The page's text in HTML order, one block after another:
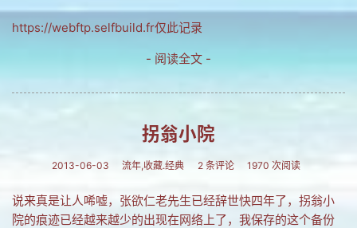
https://webftp.selfbuild.fr仅此记录
- 阅读全文 -
拐翁小院
2013-06-03 流年,收藏.经典 2 条评论 1970 次阅读
说来真是让人唏嘘，张欲仁老先生已经辞世快四年了，拐翁小
院的痕迹已经越来越少的出现在网络上了，我保存的这个备份